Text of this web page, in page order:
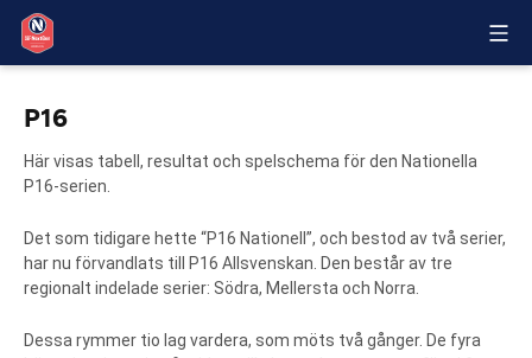
P16
Här visas tabell, resultat och spelschema för den Nationella
P16-serien.
Det som tidigare hette “P16 Nationell”, och bestod av två serier,
har nu förvandlats till P16 Allsvenskan. Den består av tre
regionalt indelade serier: Södra, Mellersta och Norra.
Dessa rymmer tio lag vardera, som möts två gånger. De fyra